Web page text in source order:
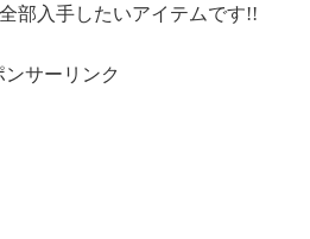
部入手したいアイテムです!!
ンサーリンク